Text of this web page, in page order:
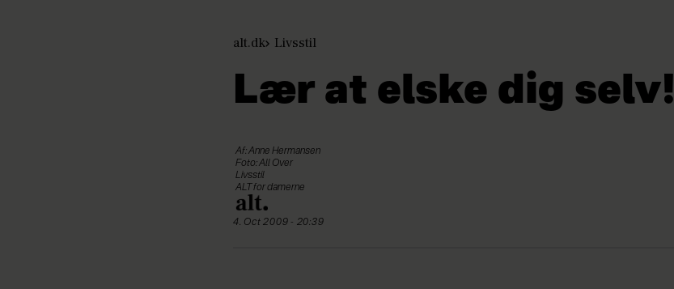
alt.dk Livsstil
Lær at elske dig selv!
Af: Anne Hermansen
Foto: All Over
Livsstil
ALT for damerne
4. Oct 2009 - 20:39